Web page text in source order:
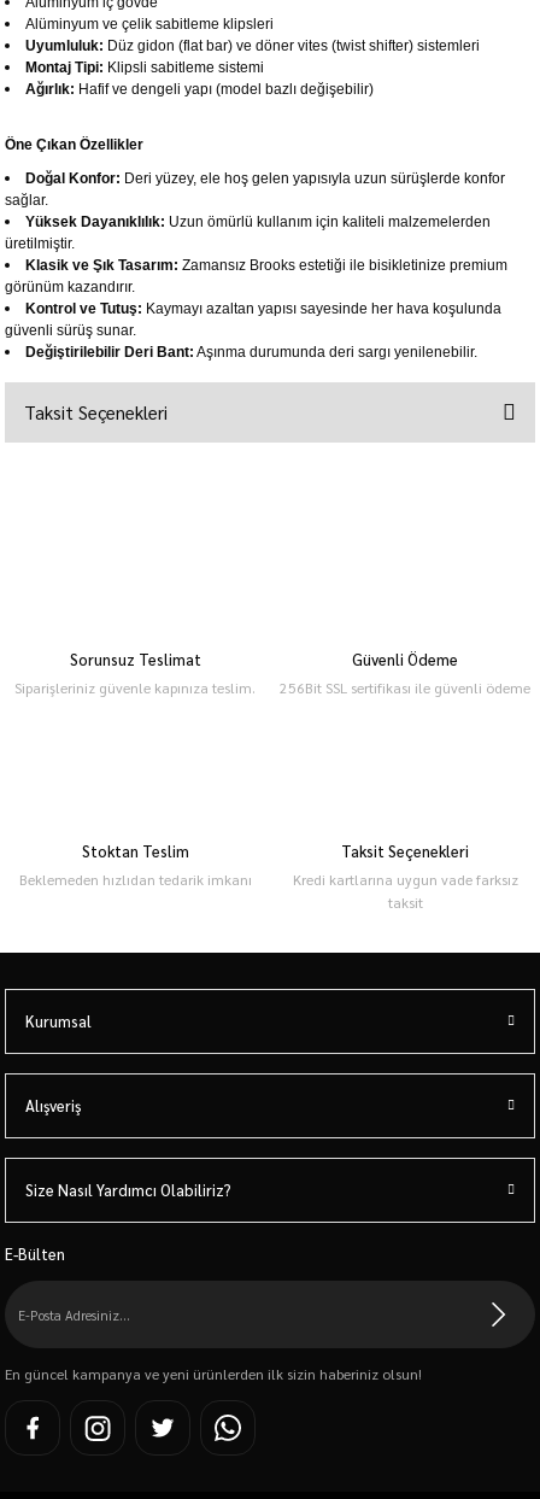
Alüminyum ve çelik sabitleme klipsleri
Uyumluluk: Düz gidon (flat bar) ve döner vites (twist shifter) sistemleri
Montaj Tipi: Klipsli sabitleme sistemi
Ağırlık: Hafif ve dengeli yapı (model bazlı değişebilir)
Öne Çıkan Özellikler
Doğal Konfor: Deri yüzey, ele hoş gelen yapısıyla uzun sürüşlerde konfor
sağlar.
Yüksek Dayanıklılık: Uzun ömürlü kullanım için kaliteli malzemelerden
üretilmiştir.
Klasik ve Şık Tasarım: Zamansız Brooks estetiği ile bisikletinize premium
görünüm kazandırır.
Kontrol ve Tutuş: Kaymayı azaltan yapısı sayesinde her hava koşulunda
güvenli sürüş sunar.
Değiştirilebilir Deri Bant: Aşınma durumunda deri sargı yenilenebilir.
Taksit Seçenekleri
Sorunsuz Teslimat
Siparişleriniz güvenle kapınıza teslim.
Güvenli Ödeme
256Bit SSL sertifikası ile güvenli ödeme
Stoktan Teslim
Beklemeden hızlıdan tedarik imkanı
Taksit Seçenekleri
Kredi kartlarına uygun vade farksız
taksit
Kurumsal
Alışveriş
Size Nasıl Yardımcı Olabiliriz?
E-Bülten
En güncel kampanya ve yeni ürünlerden ilk sizin haberiniz olsun!